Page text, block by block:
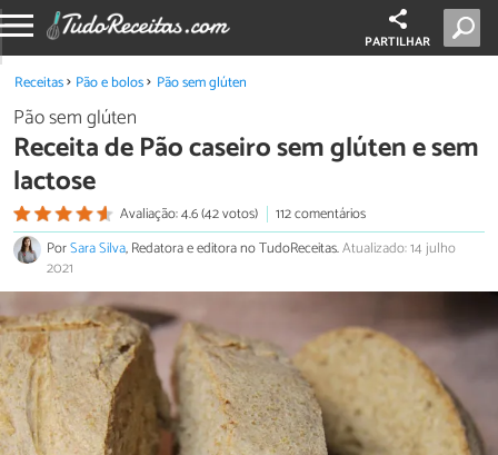
PARTILHAR
Receitas Pão e bolos Pão sem glúten
Pão sem glúten
Receita de Pão caseiro sem glúten e sem
lactose
Avaliação: 4.6 (42 votos)
112 comentários
PorSara Silva, Redatora e editora no TudoReceitas.Atualizado: 14 julho
2021